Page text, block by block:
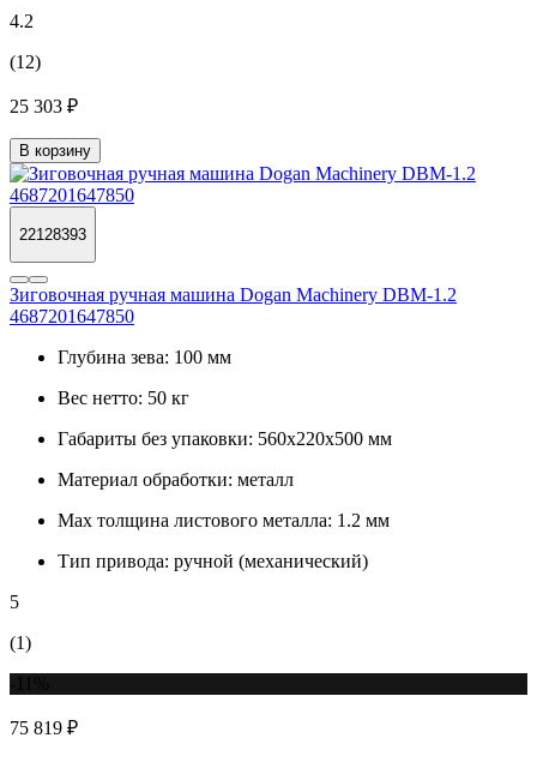
4.2
(12)
25 303 ₽
В корзину
22128393
Зиговочная ручная машина Dogan Machinery DBM-1.2
4687201647850
Глубина зева: 100 мм
Вес нетто: 50 кг
Габариты без упаковки: 560х220х500 мм
Материал обработки: металл
Max толщина листового металла: 1.2 мм
Тип привода: ручной (механический)
5
(1)
75 819 ₽